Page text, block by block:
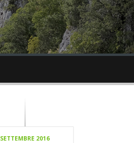
SETTEMBRE 2016